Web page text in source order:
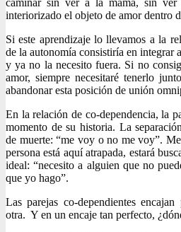
caminar sin ver a la mamá, sin ver
interiorizado el objeto de amor dentro
Si este aprendizaje lo llevamos a la
de la autonomía consistiría en integrar
y ya no la necesito fuera. Si no
amor, siempre necesitaré tenerlo
abandonar esta posición de unión
En la relación de co-dependencia, la
momento de su historia. La
de muerte: “me voy o no me voy”.
persona está aquí atrapada, estará
ideal: “necesito a alguien que no
que yo hago”.
Las parejas co-dependientes
otra. Y en un encaje tan perfecto,